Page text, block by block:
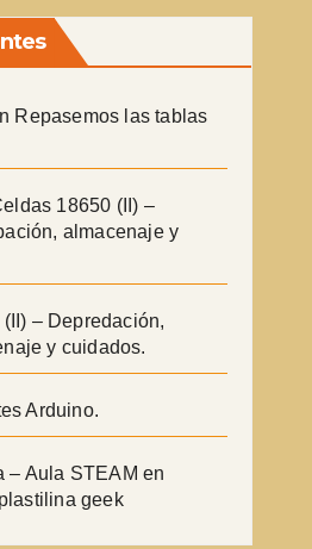
Repasemos las tablas
18650 (II) –
almacenaje y
– Depredación,
y cuidados.
Arduino.
– Aula STEAM en
geek